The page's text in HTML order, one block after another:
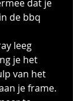
dat je
de bbq
leeg
je het
van het
je frame.